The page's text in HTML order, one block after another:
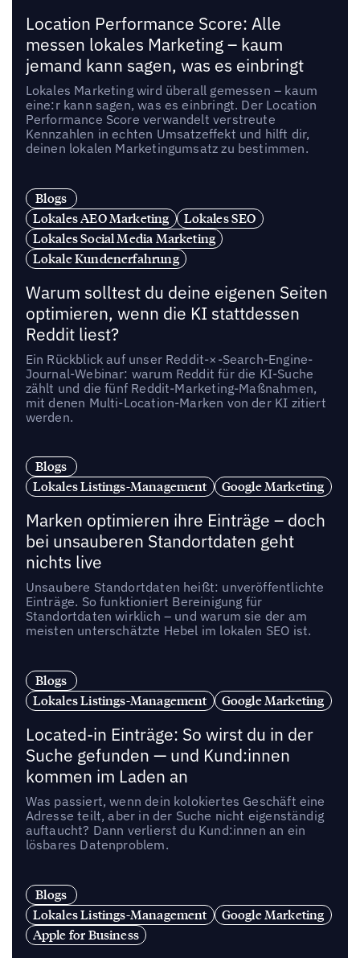
Location Performance Score: Alle
messen lokales Marketing – kaum
jemand kann sagen, was es einbringt
Lokales Marketing wird überall gemessen – kaum
eine:r kann sagen, was es einbringt. Der Location
Performance Score verwandelt verstreute
Kennzahlen in echten Umsatzeffekt und hilft dir,
deinen lokalen Marketingumsatz zu bestimmen.
Blogs
Lokales AEO Marketing
Lokales SEO
Lokales Social Media Marketing
Lokale Kundenerfahrung
Warum solltest du deine eigenen Seiten
optimieren, wenn die KI stattdessen
Reddit liest?
Ein Rückblick auf unser Reddit-×-Search-Engine-
Journal-Webinar: warum Reddit für die KI-Suche
zählt und die fünf Reddit-Marketing-Maßnahmen,
mit denen Multi-Location-Marken von der KI zitiert
werden.
Blogs
Lokales Listings-Management
Google Marketing
Marken optimieren ihre Einträge – doch
bei unsauberen Standortdaten geht
nichts live
Unsaubere Standortdaten heißt: unveröffentlichte
Einträge. So funktioniert Bereinigung für
Standortdaten wirklich – und warum sie der am
meisten unterschätzte Hebel im lokalen SEO ist.
Blogs
Lokales Listings-Management
Google Marketing
Located-in Einträge: So wirst du in der
Suche gefunden — und Kund:innen
kommen im Laden an
Was passiert, wenn dein kolokiertes Geschäft eine
Adresse teilt, aber in der Suche nicht eigenständig
auftaucht? Dann verlierst du Kund:innen an ein
lösbares Datenproblem.
Blogs
Lokales Listings-Management
Google Marketing
Apple for Business